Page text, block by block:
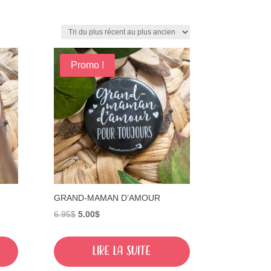
Promo !
GRAND-MAMAN D’AMOUR
6.95$ Le
initial
5.00$Le
actuel
Lire la suite